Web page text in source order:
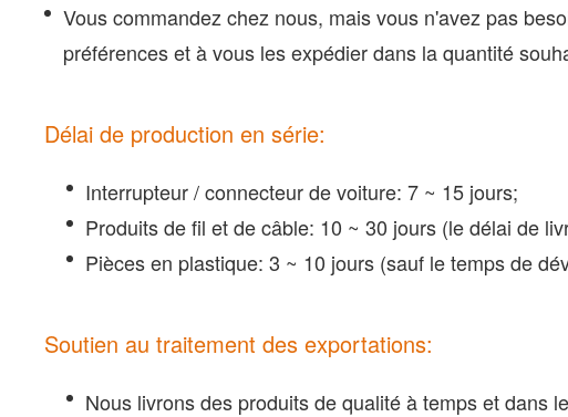
Vous commandez chez nous, mais vous n'avez pas
préférences et à vous les expédier dans la quantité
Délai de production en série:
Interrupteur / connecteur de voiture: 7 ~ 15 jours;
Produits de fil et de câble: 10 ~ 30 jours (le délai de
Pièces en plastique: 3 ~ 10 jours (sauf le temps de
Soutien au traitement des exportations:
Nous livrons des produits de qualité à temps et dans